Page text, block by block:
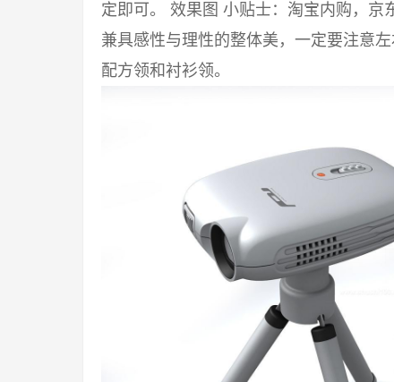
定即可。 效果图 小贴士：淘宝内购，京
兼具感性与理性的整体美，一定要注意
配方领和衬衫领。